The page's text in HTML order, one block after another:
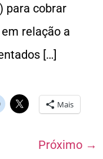
para cobrar
relação a
[…]
Mais
Próximo →